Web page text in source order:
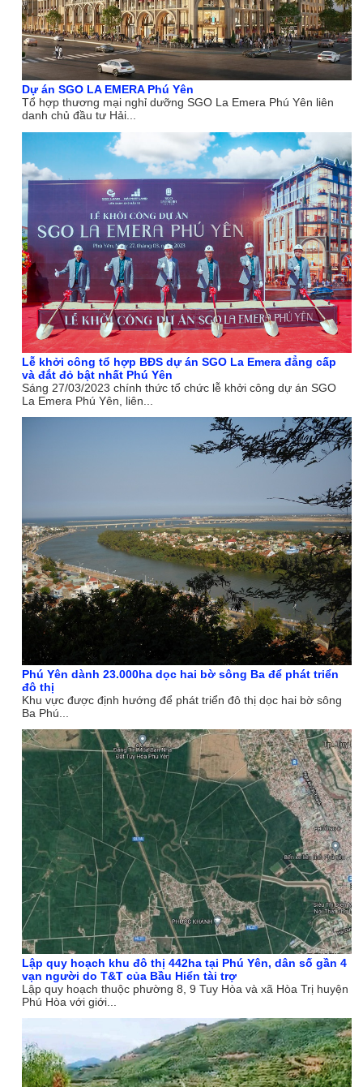
Dự án SGO LA EMERA Phú Yên
Tổ hợp thương mại nghỉ dưỡng SGO La Emera Phú Yên liên
danh chủ đầu tư Hải...
Lễ khởi công tổ hợp BĐS dự án SGO La Emera đẳng cấp
và đắt đỏ bật nhất Phú Yên
Sáng 27/03/2023 chính thức tổ chức lễ khởi công dự án SGO
La Emera Phú Yên, liên...
Phú Yên dành 23.000ha dọc hai bờ sông Ba để phát triển
đô thị
Khu vực được định hướng để phát triển đô thị dọc hai bờ sông
Ba Phú...
Lập quy hoạch khu đô thị 442ha tại Phú Yên, dân số gần 4
vạn người do T&T của Bầu Hiển tài trợ
Lập quy hoạch thuộc phường 8, 9 Tuy Hòa và xã Hòa Trị huyện
Phú Hòa với giới...